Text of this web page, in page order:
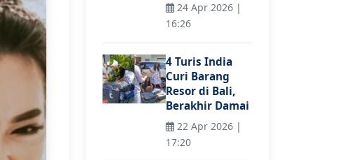
24 Apr 2026 |
16:26
4 Turis India
Curi Barang
Resor di Bali,
Berakhir Damai
22 Apr 2026 |
17:20